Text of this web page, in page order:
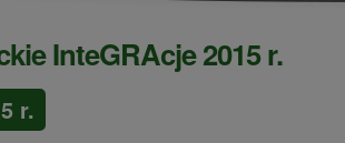
InteGRAcje 2015 r.
r.